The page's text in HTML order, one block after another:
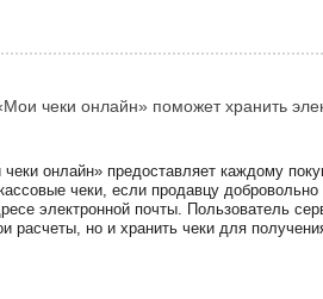
чеки онлайн» поможет хранить
онлайн» предоставляет каждому
чеки, если продавцу
электронной почты. Пользователь
расчеты, но и хранить чеки для